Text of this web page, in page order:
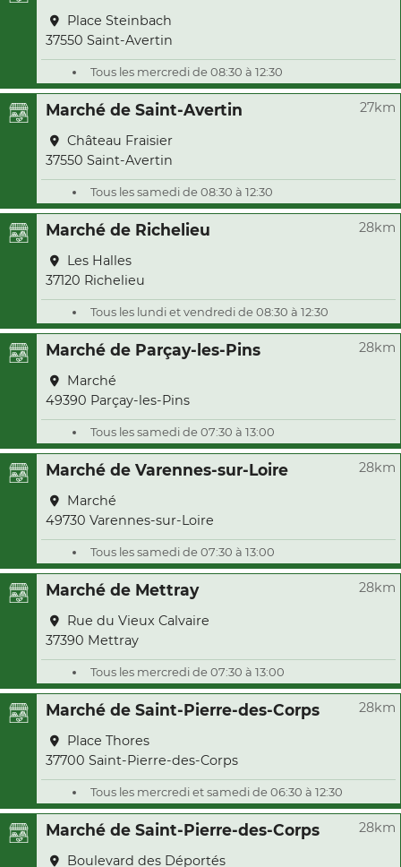
Place Steinbach
37550 Saint-Avertin
Tous les mercredi de 08:30 à 12:30
Marché de Saint-Avertin 27km
Château Fraisier
37550 Saint-Avertin
Tous les samedi de 08:30 à 12:30
Marché de Richelieu 28km
Les Halles
37120 Richelieu
Tous les lundi et vendredi de 08:30 à 12:30
Marché de Parçay-les-Pins 28km
Marché
49390 Parçay-les-Pins
Tous les samedi de 07:30 à 13:00
Marché de Varennes-sur-Loire 28km
Marché
49730 Varennes-sur-Loire
Tous les samedi de 07:30 à 13:00
Marché de Mettray 28km
Rue du Vieux Calvaire
37390 Mettray
Tous les mercredi de 07:30 à 13:00
Marché de Saint-Pierre-des-Corps 28km
Place Thores
37700 Saint-Pierre-des-Corps
Tous les mercredi et samedi de 06:30 à 12:30
Marché de Saint-Pierre-des-Corps 28km
Boulevard des Déportés